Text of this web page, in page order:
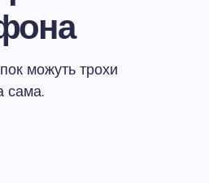
можуть трохи
сама.